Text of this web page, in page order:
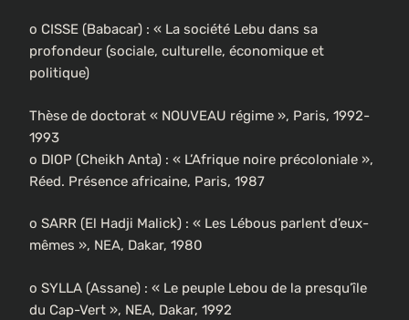
o CISSE (Babacar) : « La société Lebu dans sa
profondeur (sociale, culturelle, économique et
politique)
Thèse de doctorat « NOUVEAU régime », Paris, 1992-
1993
o DIOP (Cheikh Anta) : « L’Afrique noire précoloniale »,
Réed. Présence africaine, Paris, 1987
o SARR (El Hadji Malick) : « Les Lébous parlent d’eux-
mêmes », NEA, Dakar, 1980
o SYLLA (Assane) : « Le peuple Lebou de la presqu’île
du Cap-Vert », NEA, Dakar, 1992